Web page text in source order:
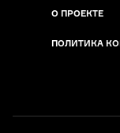
О ПРОЕКТЕ
ПОЛИТИКА